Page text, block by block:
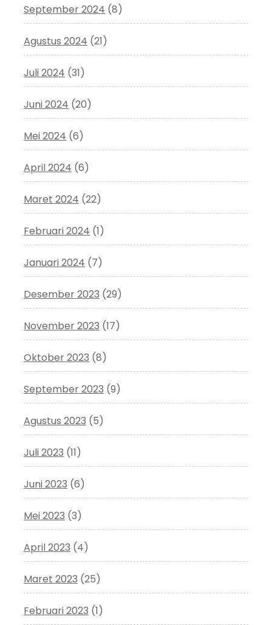
September 2024 (8)
Agustus 2024 (21)
Juli 2024 (31)
Juni 2024 (20)
Mei 2024 (6)
April 2024 (6)
Maret 2024 (22)
Februari 2024 (1)
Januari 2024 (7)
Desember 2023 (29)
November 2023 (17)
Oktober 2023 (8)
September 2023 (9)
Agustus 2023 (5)
Juli 2023 (11)
Juni 2023 (6)
Mei 2023 (3)
April 2023 (4)
Maret 2023 (25)
Februari 2023 (1)